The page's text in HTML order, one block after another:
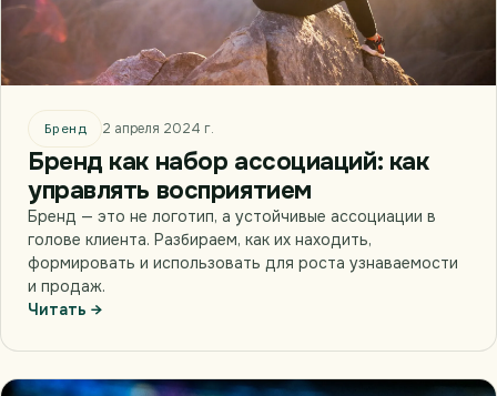
Бренд 2 апреля 2024 г.
Бренд как набор ассоциаций: как
управлять восприятием
Бренд — это не логотип, а устойчивые ассоциации в
голове клиента. Разбираем, как их находить,
формировать и использовать для роста узнаваемости
и продаж.
Читать →